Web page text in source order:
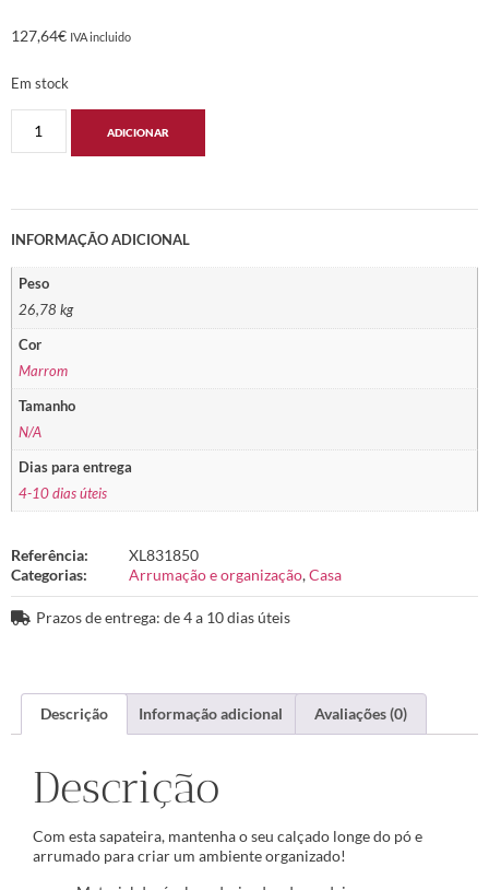
127,64€ IVA incluido
Em stock
ADICIONAR
INFORMAÇÃO ADICIONAL
Peso
26,78 kg
Cor
Marrom
Tamanho
N/A
Dias para entrega
4-10 dias úteis
Referência:
XL831850
Categorias:
Arrumação e organização,Casa
Prazos de entrega: de 4 a 10 dias úteis
Descrição Informação adicional Avaliações (0)
Descrição
Com esta sapateira, mantenha o seu calçado longe do pó e
arrumado para criar um ambiente organizado!